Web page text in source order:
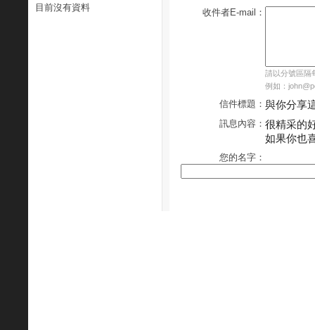
收件者E-mail：
請以分號區隔
例如：
信件標題： 與你分享
訊息內容： 很精采的
如果你也
您的名字：
目前沒有資料